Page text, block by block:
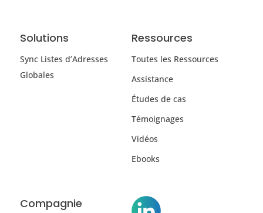
Solutions
Sync Listes d’Adresses
Globales
Ressources
Toutes les Ressources
Assistance
Études de cas
Témoignages
Vidéos
Ebooks
Compagnie